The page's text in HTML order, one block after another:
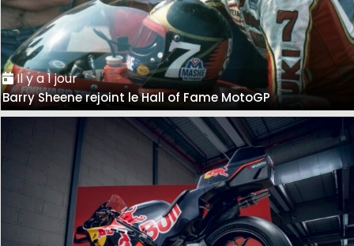
Il y a 1 jour
Barry Sheene rejoint le Hall of Fame MotoGP